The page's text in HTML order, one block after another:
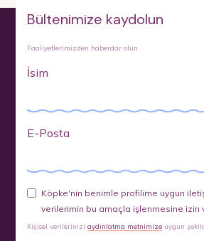
Bültenimize kaydolun
Faaliyetlerimizden haberdar olun
İsim
E-Posta
Köpke'nin benimle profilime uygun
verilerimin bu amaçla işlenmesine izin
Kişisel verileriniziaydınlatma metnimize uygun